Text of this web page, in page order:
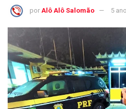
por Alô Alô Salomão 5